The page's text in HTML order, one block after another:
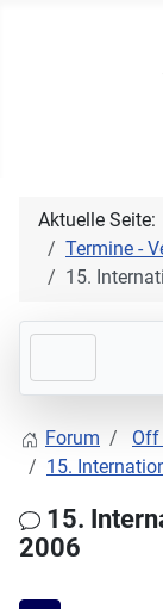
Aktuelle Seite:
Termine -
15.
Forum Off
15.
15.
2006